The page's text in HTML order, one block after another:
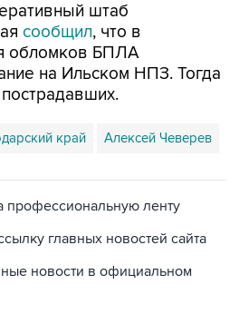
штаб
сообщил, что в
обломков БПЛА
на Ильском НПЗ. Тогда
край Алексей Чеверев
профессиональную ленту
главных новостей сайта
новости в официальном